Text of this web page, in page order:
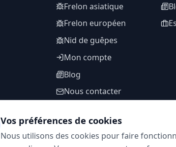
Frelon asiatique
Frelon européen
Nid de guêpes
Mon compte
Blog
Nous contacter
Vos préférences de cookies
Nous utilisons des cookies pour faire